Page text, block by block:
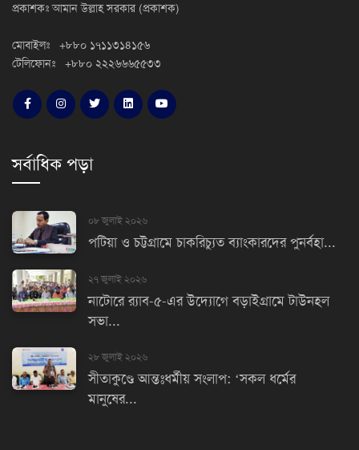
প্রকাশকঃ আমান উল্লাহ সরকার (প্রকাশক)
মোবাইলঃ +৮৮০ ১৭১১৩১৪১৫৬
টেলিফোনঃ +৮৮০ ২২২৬৬৬৫৫৩৩
সর্বাধিক পড়া
০৮ জুলাই ২০২৬
পটিয়া ও চট্টগ্রামে চাকরিচ্যুত ব্যাংকারদের পুনর্বহা...
২৭ জুলাই ২০২৬
নাটোরে র‌্যাব-৫-এর উদ্যোগে বড়াইগ্রামে টাউনহল
সভা...
২৮ জুলাই ২০২৬
সীতাকুণ্ডে আন্তঃধর্মীয় সংলাপ: ‘সকল ধর্মের
মানুষের...